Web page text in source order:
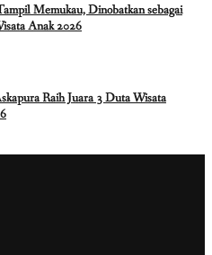
Memukau, Dinobatkan sebagai
Anak 2026
Raih Juara 3 Duta Wisata